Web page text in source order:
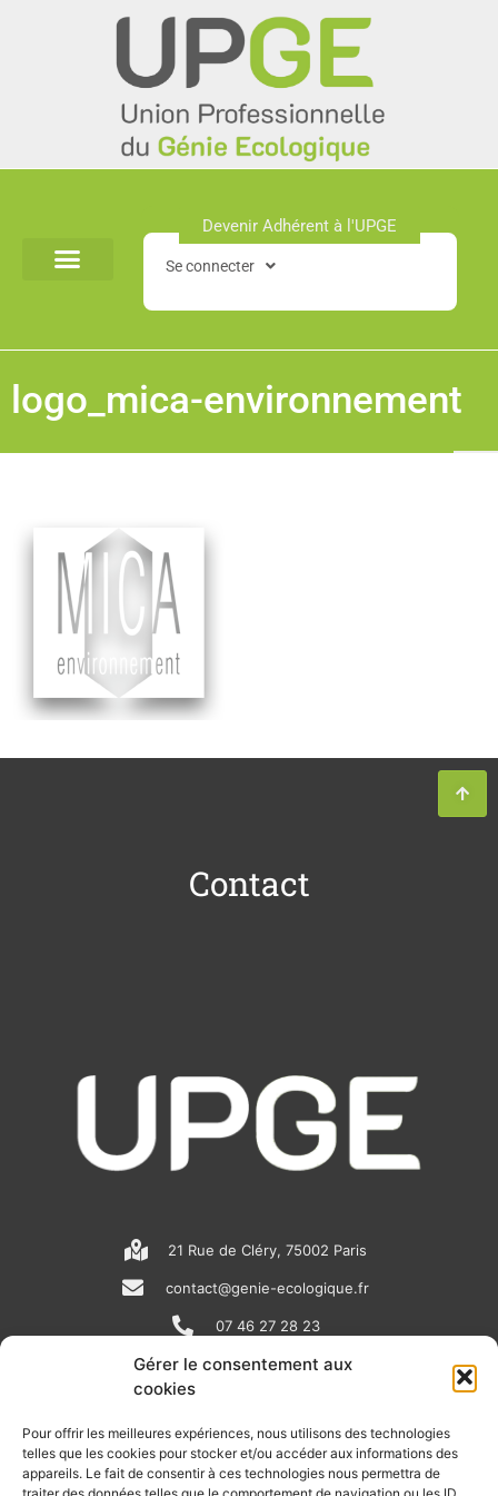
Gérer le consentement aux
cookies
Pour offrir les meilleures expériences, nous utilisons des technologies
telles que les cookies pour stocker et/ou accéder aux informations des
appareils. Le fait de consentir à ces technologies nous permettra de
Devenir Adhérent à l'UPGE​
Se connecter
logo_mica-environnement
Contact
21 Rue de Cléry, 75002 Paris
contact@genie-ecologique.fr
07 46 27 28 23
N
e
w
i
n
o
u
RECEVOIR L'ACTU DE LA FILIÈRE